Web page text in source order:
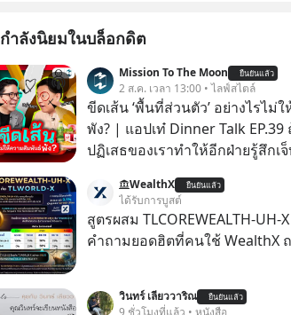
กำลังนิยมในบล็อกดิต
Mission To The Moon ยืนยันแล้ว
2 ส.ค. เวลา 13:00 • ไลฟ์สไตล์
ขีดเส้น ‘พื้นที่ส่วนตัว’ อย่างไรไม่
พัง? | แอปเท๋ Dinner Talk
ปฏิเสธของเราทำให้อีกฝ่ายรู้สึกเ
ไม่เคยปฏิเสธใครอย่างนี้มาก่อน แ
‘สร้างขอบเขต’ เพื่อตัวเองดูสักค
รอยร้าวในความสัมพันธ์เสียอย่างนั้น โดยรา
สวัสดิ์ จะพาทุกคนไปสำรวจวิธีสร้า
WealthX ยืนยันแล้ว
ได้รับการบูสต์
สูตรผสม TLCOREWEALTH-UH-
คำถามยอดฮิตที่คนใช้ WealthX
วินทร์ เลียววาริณ ยืนยันแล้ว
9 ชั่วโมงที่แล้ว • หนังสือ